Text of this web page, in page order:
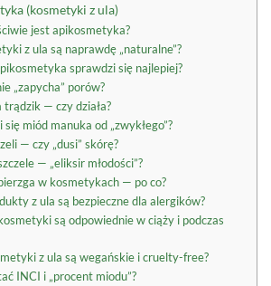
(kosmetyki z ula)
jest apikosmetyka?
z ula są naprawdę „naturalne”?
sprawdzi się najlepiej?
„zapycha” porów?
trądzik — czy działa?
miód manuka od „zwykłego”?
— czy „dusi” skórę?
— „eliksir młodości”?
w kosmetykach — po co?
z ula są bezpieczne dla alergików?
są odpowiednie w ciąży i podczas
z ula są wegańskie i cruelty-free?
INCI i „procent miodu”?